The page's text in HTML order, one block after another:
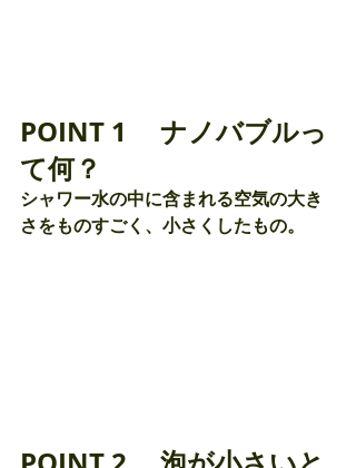
POINT 1　 ナノバブルっ
て何？
シャワー水の中に含まれる空気の大き
さをものすごく、小さくしたもの。